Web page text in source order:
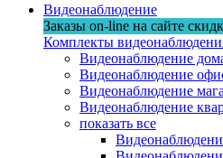
Видеонаблюдение
Заказы on-line на сaйте
Комплекты
Видеонаблюдение
Видеонаблюдение
Видеонаблюдение
Видеонаблюдение
показать все